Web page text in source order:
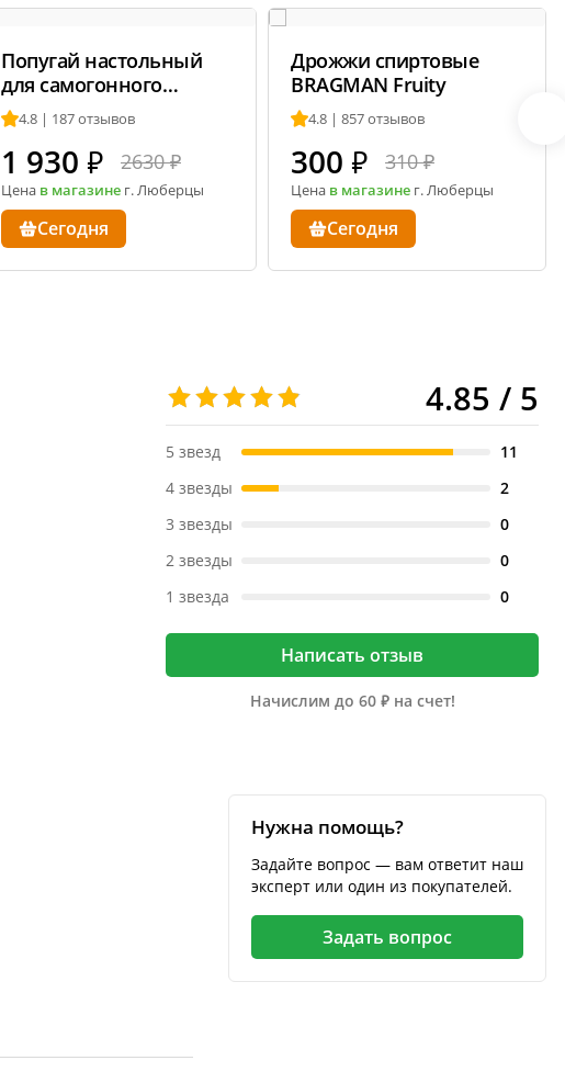
Попугай настольный
для самогонного
аппарата
4.8 | 187 отзывов
1 930 ₽ 2630 ₽
Цена в магазине г. Люберцы
Сегодня
Дрожжи спиртовые
BRAGMAN Fruity
4.8 | 857 отзывов
300 ₽ 310 ₽
Цена в магазине г. Люберцы
Сегодня
4.85 / 5
5 звезд
11
4 звезды
2
3 звезды
0
2 звезды
0
1 звезда
0
Написать отзыв
Начислим до 60 ₽ на счет!
Нужна помощь?
Задайте вопрос — вам ответит наш
эксперт или один из покупателей.
Задать вопрос